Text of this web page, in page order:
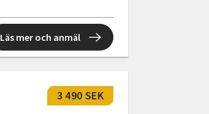
Läs mer och anmäl
3 490 SEK